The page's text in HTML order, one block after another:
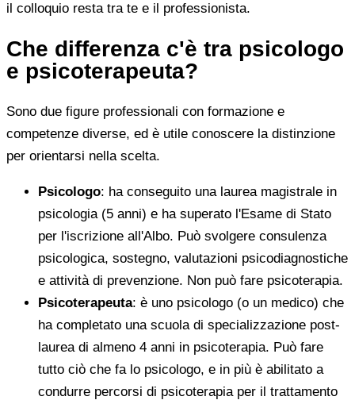
il colloquio resta tra te e il professionista.
Che differenza c'è tra psicologo
e psicoterapeuta?
Sono due figure professionali con formazione e
competenze diverse, ed è utile conoscere la distinzione
per orientarsi nella scelta.
Psicologo: ha conseguito una laurea magistrale in
psicologia (5 anni) e ha superato l'Esame di Stato
per l'iscrizione all'Albo. Può svolgere consulenza
psicologica, sostegno, valutazioni psicodiagnostiche
e attività di prevenzione. Non può fare psicoterapia.
Psicoterapeuta: è uno psicologo (o un medico) che
ha completato una scuola di specializzazione post-
laurea di almeno 4 anni in psicoterapia. Può fare
tutto ciò che fa lo psicologo, e in più è abilitato a
condurre percorsi di psicoterapia per il trattamento